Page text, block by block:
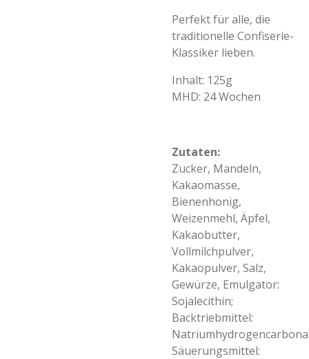
Perfekt für alle, die
traditionelle Confiserie-
Klassiker lieben.
Inhalt: 125g
MHD: 24 Wochen
Zutaten:
Zucker, Mandeln,
Kakaomasse,
Bienenhonig,
Weizenmehl, Äpfel,
Kakaobutter,
Vollmilchpulver,
Kakaopulver, Salz,
Gewürze, Emulgator:
Sojalecithin;
Backtriebmittel:
Säuerungsmittel: